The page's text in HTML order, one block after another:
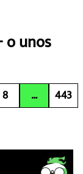
o unos
8 … 443